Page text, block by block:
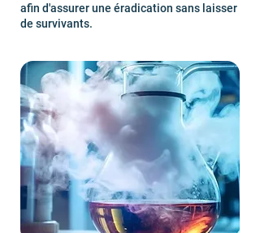
afin d'assurer une éradication sans laisser
de survivants.